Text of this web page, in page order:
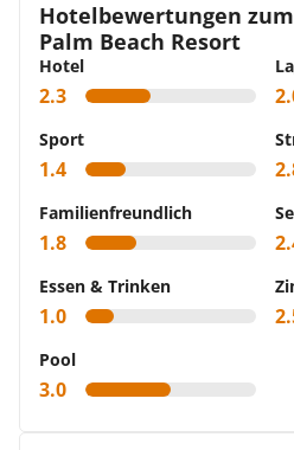
Hotelbewertungen
Palm Beach Resort
Hotel
2.3
Sport
1.4
Familienfreundlich
1.8
Essen & Trinken
1.0
Pool
3.0